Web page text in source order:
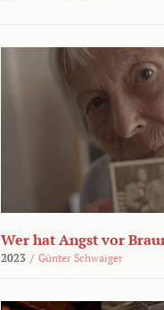
Wer hat Angst vor
2023 / Günter Schwaiger